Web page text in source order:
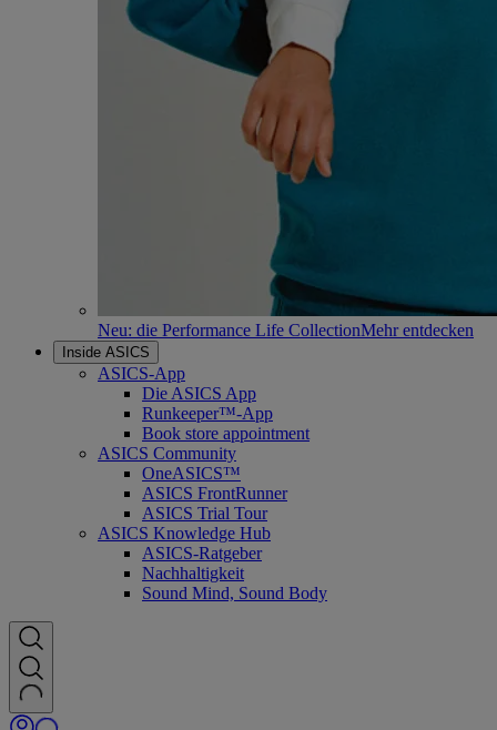
Neu: die Performance Life CollectionMehr entdecken
Inside ASICS
ASICS-App
Die ASICS App
Runkeeper™-App
Book store appointment
ASICS Community
OneASICS™
ASICS FrontRunner
ASICS Trial Tour
ASICS Knowledge Hub
ASICS-Ratgeber
Nachhaltigkeit
Sound Mind, Sound Body